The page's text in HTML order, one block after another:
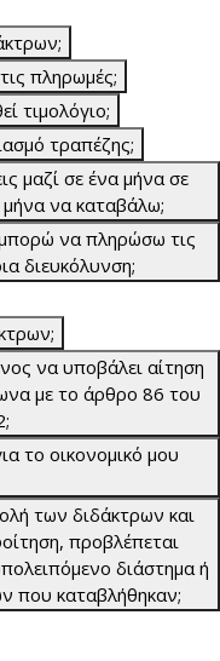
πληρωμές;
τιμολόγιο;
τραπέζης;
μαζί σε ένα μήνα σε
να καταβάλω;
να πληρώσω τις
διευκόλυνση;
να υποβάλει αίτηση
με το άρθρο 86 του
το οικονομικό μου
των διδάκτρων και
προβλέπεται
διάστημα ή
που καταβλήθηκαν;